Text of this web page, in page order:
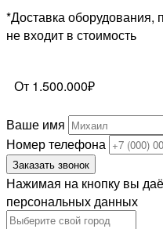
*Доставка оборудования,
не входит в стоимость
От 1.500.000₽
Ваше имя
Номер телефона
Заказать звонок
Нажимая на кнопку вы
персональных данных